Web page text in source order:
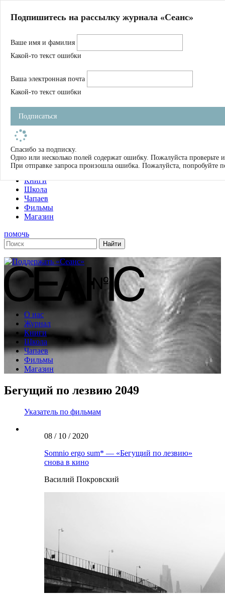
Магазин
Журнал
Школа
Устав
Фильмы
Имена
Тэги
О нас
Журнал
Книги
Школа
Чапаев
Фильмы
Магазин
помочь
О нас
Журнал
Книги
Школа
Чапаев
Фильмы
Магазин
Бегущий по лезвию 2049
Указатель по фильмам
08 / 10 / 2020
Somnio ergo sum* — «Бегущий по лезвию»
снова в кино
Василий Покровский
Подпишитесь на рассылку журнала «Сеанс»
Ваше имя и фамилия
Какой-то текст ошибки
Ваша электронная почта
Какой-то текст ошибки
Подписаться
Спасибо за подписку.
Одно или несколько полей содержат ошибку. Пожалуйста проверьте
При отправке запроса произошла ошибка. Пожалуйста, попробуйте